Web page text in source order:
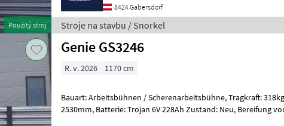
Použitý stroj
8424 Gabersdorf
Stroje na stavbu / Snorkel
Genie GS3246
R. v. 2026 1170 cm
Bauart: Arbeitsbühnen / Scherenarbeitsbühne, Tragkraft: 318kg, Hubhöhe: 9600mm, Bauhöhe:
2530mm, Batterie: Trojan 6V